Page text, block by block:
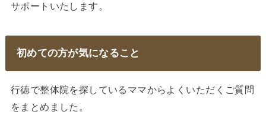
サポートいたします。
初めての方が気になること
行徳で整体院を探しているママからよくいただくご質問
をまとめました。